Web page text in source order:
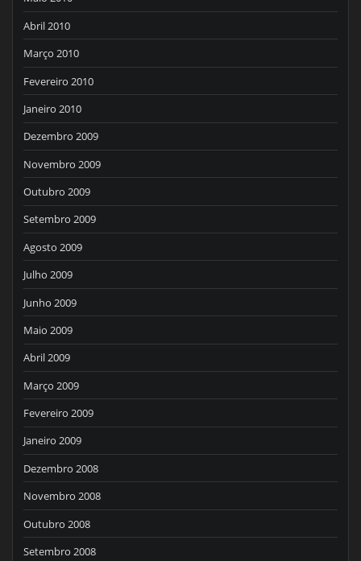
Abril 2010
Março 2010
Fevereiro 2010
Janeiro 2010
Dezembro 2009
Novembro 2009
Outubro 2009
Setembro 2009
Agosto 2009
Julho 2009
Junho 2009
Maio 2009
Abril 2009
Março 2009
Fevereiro 2009
Janeiro 2009
Dezembro 2008
Novembro 2008
Outubro 2008
Setembro 2008